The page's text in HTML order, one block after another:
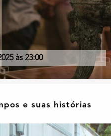
às 23:00
e suas histórias